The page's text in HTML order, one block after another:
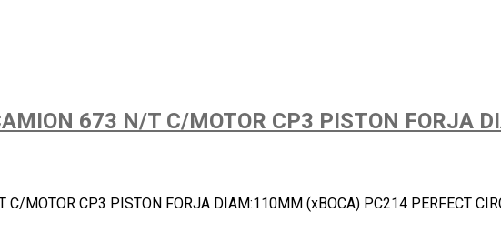
673 N/T C/MOTOR CP3 PISTON FORJA
C/MOTOR CP3 PISTON FORJA DIAM:110MM (xBOCA) PC214 PERFECT